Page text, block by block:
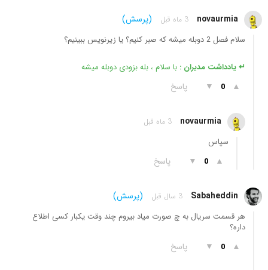
novaurmia 3 ماه قبل (پرسش)
سلام فصل 2 دوبله میشه که صبر کنیم؟ یا زیرنویس ببینیم؟
↵ یادداشت مدیران : با سلام ، بله بزودی دوبله میشه
▲
0
▼ پاسخ
novaurmia 3 ماه قبل
سپاس
▲
0
▼ پاسخ
Sabaheddin 3 سال قبل (پرسش)
هر قسمت سریال به چ صورت میاد بیروم چند وقت یکبار کسی اطلاع
داره؟
▲
0
▼ پاسخ